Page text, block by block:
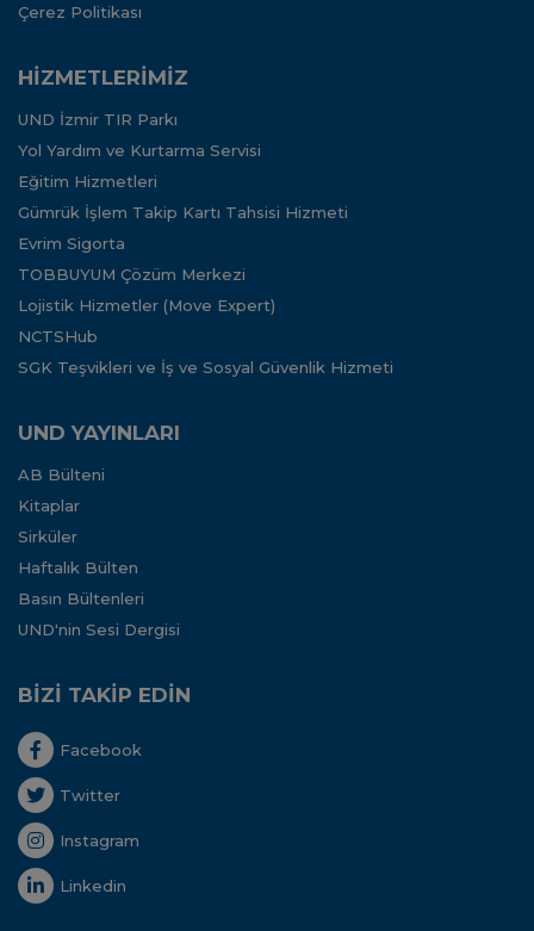
Çerez Politikası
HİZMETLERİMİZ
UND İzmir TIR Parkı
Yol Yardım ve Kurtarma Servisi
Eğitim Hizmetleri
Gümrük İşlem Takip Kartı Tahsisi Hizmeti
Evrim Sigorta
TOBBUYUM Çözüm Merkezi
Lojistik Hizmetler (Move Expert)
NCTSHub
SGK Teşvikleri ve İş ve Sosyal Güvenlik Hizmeti
UND YAYINLARI
AB Bülteni
Kitaplar
Sirküler
Haftalık Bülten
Basın Bültenleri
UND'nin Sesi Dergisi
BİZİ TAKİP EDİN
Facebook
Twitter
Instagram
Linkedin